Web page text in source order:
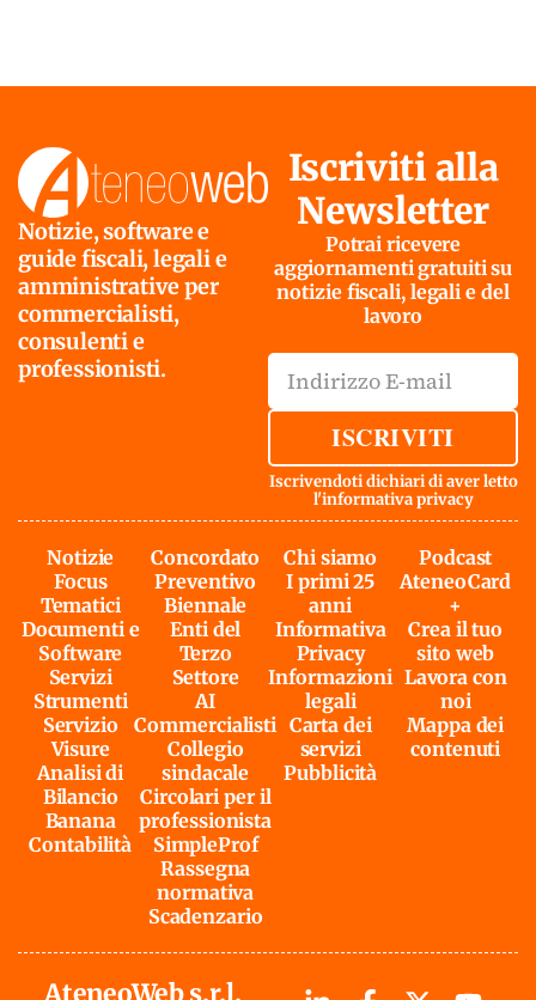
Notizie, software e
guide fiscali, legali e
amministrative per
commercialisti,
consulenti e
professionisti.
Iscriviti alla
Newsletter
Potrai ricevere
aggiornamenti gratuiti su
notizie fiscali, legali e del
lavoro
ISCRIVITI
Iscrivendoti dichiari di aver letto
l'informativa privacy
Notizie
Focus
Tematici
Documenti e
Software
Servizi
Strumenti
Servizio
Visure
Analisi di
Bilancio
Banana
Contabilità
Concordato
Preventivo
Biennale
Enti del
Terzo
Settore
AI
Commercialisti
Collegio
sindacale
Circolari per il
professionista
SimpleProf
Rassegna
normativa
Scadenzario
Chi siamo
I primi 25
anni
Informativa
Privacy
Informazioni
legali
Carta dei
servizi
Pubblicità
Podcast
AteneoCard
+
Crea il tuo
sito web
Lavora con
noi
Mappa dei
contenuti